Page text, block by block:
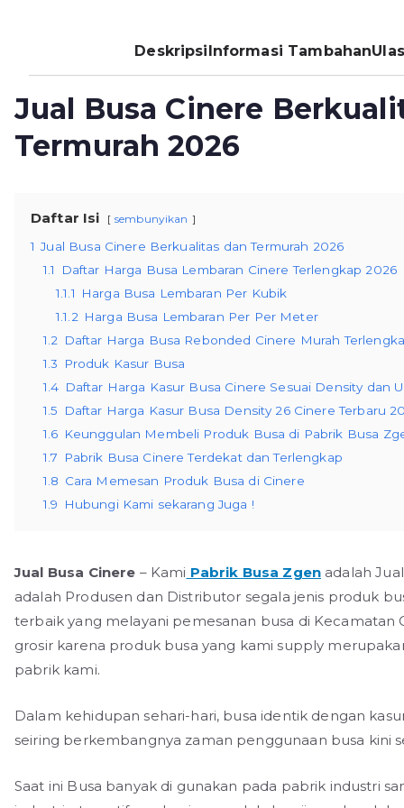
DeskripsiInformasi Tambahan
Jual Busa Cinere
Termurah 2026
Daftar Isi sembunyikan
1 Jual Busa Cinere Berkualitas dan Termurah 2026
1.1
Daftar Harga Busa Lembaran Cinere Terlengkap 2026
1.1.1
Harga Busa Lembaran Per Kubik
1.1.2 Harga Busa Lembaran Per Per Meter
1.2
Daftar Harga Busa Rebonded Cinere Murah
1.3
Produk Kasur Busa
1.4 Daftar Harga Kasur Busa Cinere Sesuai Density dan
1.5
Daftar Harga Kasur Busa Density 26 Cinere Terbaru
1.6 Keunggulan Membeli Produk Busa di Pabrik Busa
1.7
Pabrik Busa Cinere Terdekat dan Terlengkap
1.8 Cara Memesan Produk Busa di Cinere
1.9
Hubungi Kami sekarang Juga !
Jual Busa Cinere – Kami Pabrik Busa Zgen adalah
adalah Produsen dan Distributor segala jenis produk
terbaik yang melayani pemesanan busa di Kecamatan
grosir karena produk busa yang kami supply
pabrik kami.
Dalam kehidupan sehari-hari, busa identik dengan
seiring berkembangnya zaman penggunaan busa kini
Saat ini Busa banyak di gunakan pada pabrik industri